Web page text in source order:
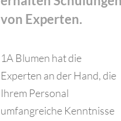
von Experten.
1A Blumen hat die
Experten an der Hand, die
Ihrem Personal
umfangreiche Kenntnisse